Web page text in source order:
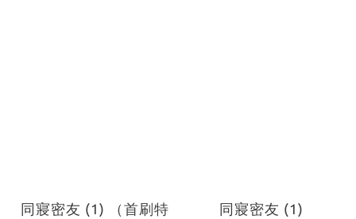
同寢密友 (1) （首刷特
同寢密友 (1)